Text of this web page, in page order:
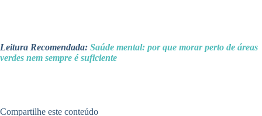
Leitura Recomendada: Saúde mental: por que morar perto de áreas
verdes nem sempre é suficiente
Compartilhe este conteúdo